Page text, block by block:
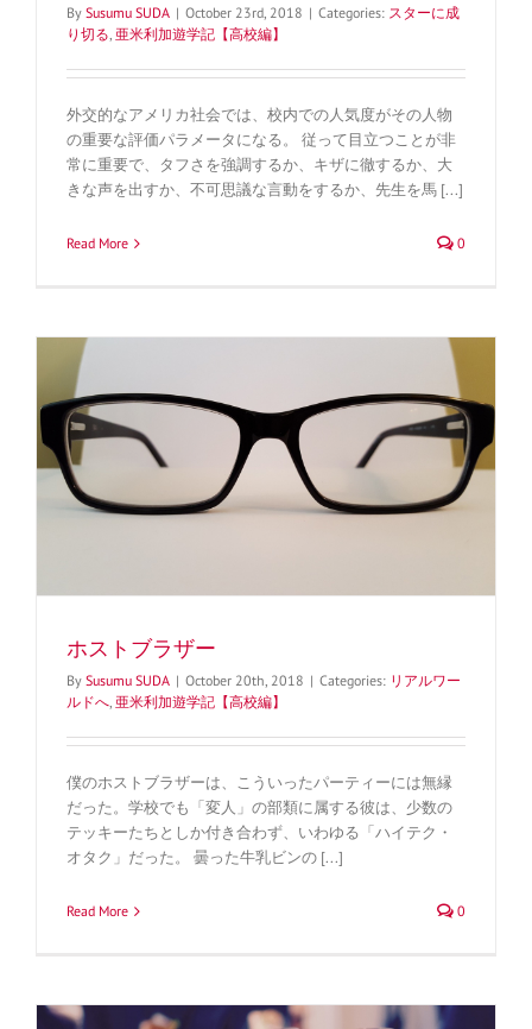
By Susumu SUDA | October 23rd, 2018 | Categories: スターに成
り切る, 亜米利加遊学記【高校編】
外交的なアメリカ社会では、校内での人気度がその人物
の重要な評価パラメータになる。 従って目立つことが非
常に重要で、タフさを強調するか、キザに徹するか、大
きな声を出すか、不可思議な言動をするか、先生を馬 [...]
Read More 0
ホストブラザー
By Susumu SUDA | October 20th, 2018 | Categories: リアルワー
ルドへ, 亜米利加遊学記【高校編】
僕のホストブラザーは、こういったパーティーには無縁
だった。学校でも「変人」の部類に属する彼は、少数の
テッキーたちとしか付き合わず、いわゆる「ハイテク・
オタク」だった。 曇った牛乳ビンの [...]
Read More 0